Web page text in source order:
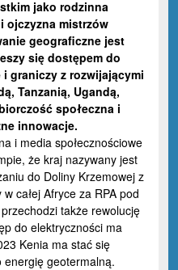
jako rodzinna
ojczyzna mistrzów
geograficzne jest
się dostępem do
graniczy z rozwijającymi
Tanzanią, Ugandą,
społeczna i
innowacje.
i media społecznościowe
że kraj nazywany jest
do Doliny Krzemowej z
całej Afryce za RPA pod
także rewolucję
do elektryczności ma
Kenia ma stać się
energię geotermalną.